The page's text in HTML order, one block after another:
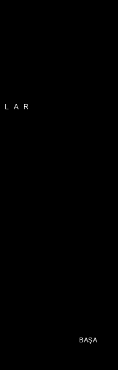
BAŞA